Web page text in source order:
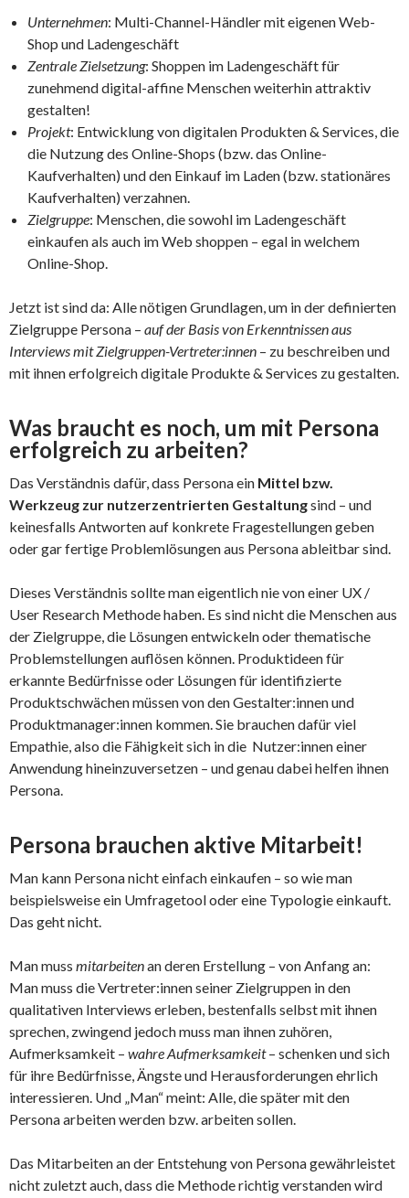
Unternehmen: Multi-Channel-Händler mit eigenen Web-
Shop und Ladengeschäft
Zentrale Zielsetzung: Shoppen im Ladengeschäft für
zunehmend digital-affine Menschen weiterhin attraktiv
gestalten!
Projekt: Entwicklung von digitalen Produkten & Services, die
die Nutzung des Online-Shops (bzw. das Online-
Kaufverhalten) und den Einkauf im Laden (bzw. stationäres
Kaufverhalten) verzahnen.
Zielgruppe: Menschen, die sowohl im Ladengeschäft
einkaufen als auch im Web shoppen – egal in welchem
Online-Shop.
Jetzt ist sind da: Alle nötigen Grundlagen, um in der definierten
Zielgruppe Persona – auf der Basis von Erkenntnissen aus
Interviews mit Zielgruppen-Vertreter:innen – zu beschreiben und
mit ihnen erfolgreich digitale Produkte & Services zu gestalten.
Was braucht es noch, um mit Persona
erfolgreich zu arbeiten?
Das Verständnis dafür, dass Persona ein Mittel bzw.
Werkzeug zur nutzerzentrierten Gestaltungsind – und
keinesfalls Antworten auf konkrete Fragestellungen geben
oder gar fertige Problemlösungen aus Persona ableitbar sind.
Dieses Verständnis sollte man eigentlich nie von einer UX /
User Research Methode haben. Es sind nicht die Menschen aus
der Zielgruppe, die Lösungen entwickeln oder thematische
Problemstellungen auflösen können. Produktideen für
erkannte Bedürfnisse oder Lösungen für identifizierte
Produktschwächen müssen von den Gestalter:innen und
Produktmanager:innen kommen. Sie brauchen dafür viel
Empathie, also die Fähigkeit sich in die Nutzer:innen einer
Anwendung hineinzuversetzen – und genau dabei helfen ihnen
Persona.
Persona brauchen aktive Mitarbeit!
Man kann Persona nicht einfach einkaufen – so wie man
beispielsweise ein Umfragetool oder eine Typologie einkauft.
Das geht nicht.
Man muss mitarbeitenan deren Erstellung – von Anfang an:
Man muss die Vertreter:innen seiner Zielgruppen in den
qualitativen Interviews erleben, bestenfalls selbst mit ihnen
sprechen, zwingend jedoch muss man ihnen zuhören,
Aufmerksamkeit – wahre Aufmerksamkeit– schenken und sich
für ihre Bedürfnisse, Ängste und Herausforderungen ehrlich
interessieren. Und „Man“ meint: Alle, die später mit den
Persona arbeiten werden bzw. arbeiten sollen.
Das Mitarbeiten an der Entstehung von Persona gewährleistet
nicht zuletzt auch, dass die Methode richtig verstanden wird